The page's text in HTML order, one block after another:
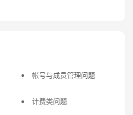
帐号与成员管理问题
计费类问题